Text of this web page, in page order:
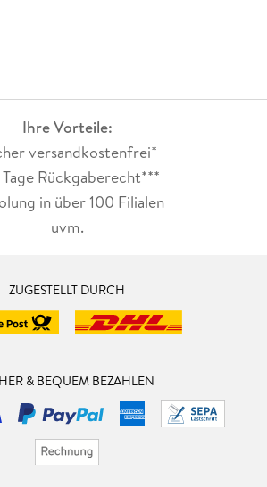
Ihre Vorteile:
versandkostenfrei*
Rückgaberecht***
in über 100 Filialen
uvm.
ZUGESTELLT DURCH
& BEQUEM BEZAHLEN